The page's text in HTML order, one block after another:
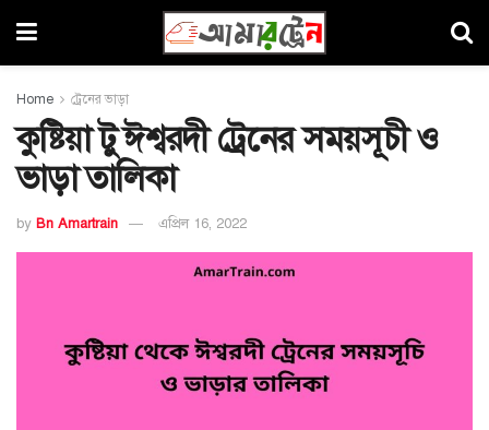
Home ট্রেনের ভাড়া
কুষ্টিয়া টু ঈশ্বরদী ট্রেনের সময়সূচী ও
ভাড়া তালিকা
by Bn Amartrain এপ্রিল 16, 2022